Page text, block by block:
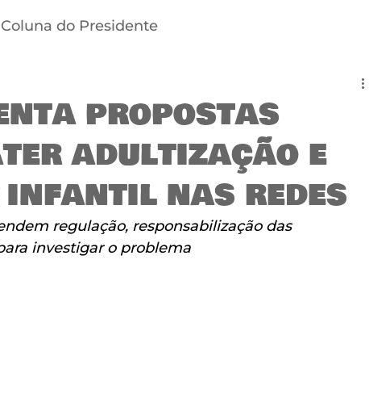
Coluna do Presidente
propostas
adultização e
nas redes
regulação, responsabilização das
investigar o problema